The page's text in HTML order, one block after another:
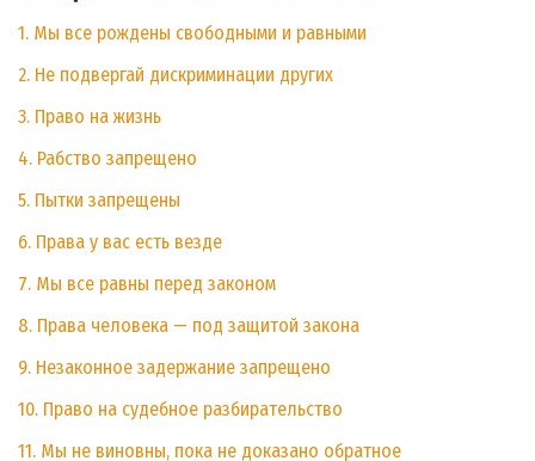
1. Мы все рождены свободными и равными
2. Не подвергай дискриминации других
3. Право на жизнь
4. Рабство запрещено
5. Пытки запрещены
6. Права у вас есть везде
7. Мы все равны перед законом
8. Права человека — под защитой закона
9. Незаконное задержание запрещено
10. Право на судебное разбирательство
11. Мы не виновны, пока не доказано обратное